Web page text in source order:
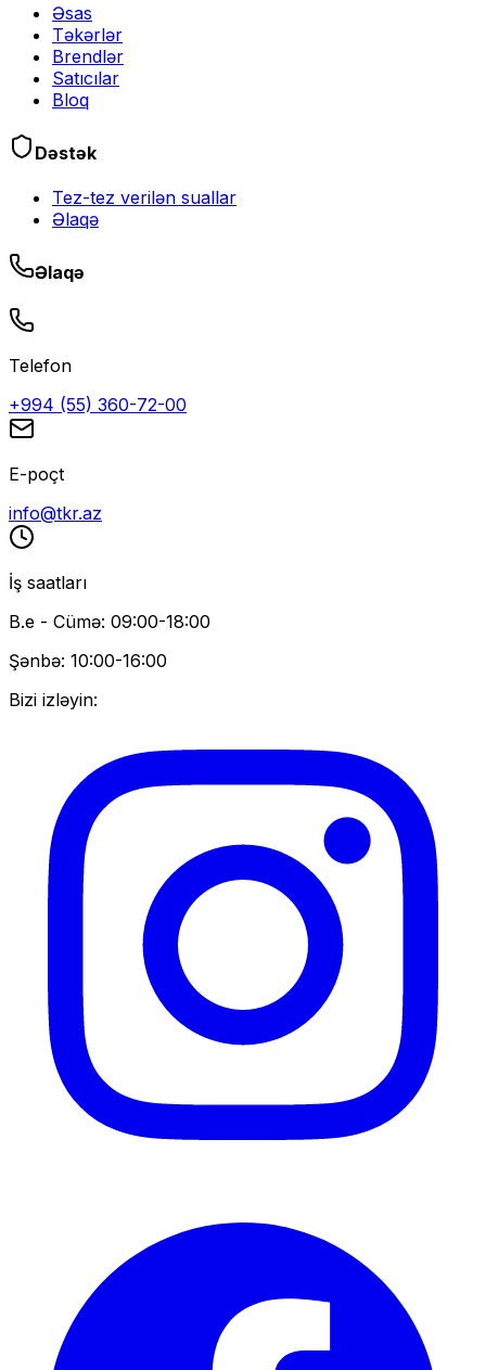
Əsas
Təkərlər
Brendlər
Satıcılar
Bloq
Dəstək
Tez-tez verilən suallar
Əlaqə
Əlaqə
Telefon
+994 (55) 360-72-00
E-poçt
info@tkr.az
İş saatları
B.e - Cümə: 09:00-18:00
Şənbə: 10:00-16:00
Bizi izləyin: